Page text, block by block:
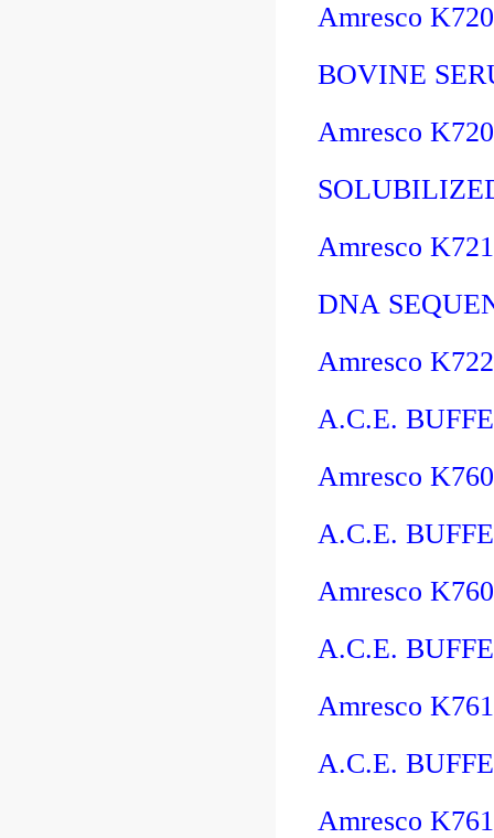
Amresco
BOVINE
Amresco
Amresco
DNA
Amresco
A.C.E.
Amresco
A.C.E.
Amresco
A.C.E.
Amresco
A.C.E.
Amresco